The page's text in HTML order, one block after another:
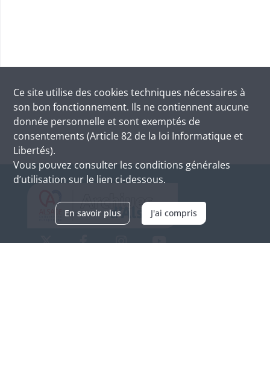
Ce site utilise des cookies techniques nécessaires à
son bon fonctionnement. Ils ne contiennent aucune
donnée personnelle et sont exemptés de
consentements (Article 82 de la loi Informatique et
Libertés).
Vous pouvez consulter les conditions générales
d’utilisation sur le lien ci-dessous.
En savoir plus J'ai compris